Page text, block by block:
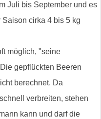
Juli bis September und es
cirka 4 bis 5 kg
möglich, "seine
gepflückten Beeren
berechnet. Da
verbreiten, stehen
kann und darf die